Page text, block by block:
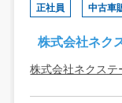
正社員 中古車
株式会社ネク
株式会社ネクステ